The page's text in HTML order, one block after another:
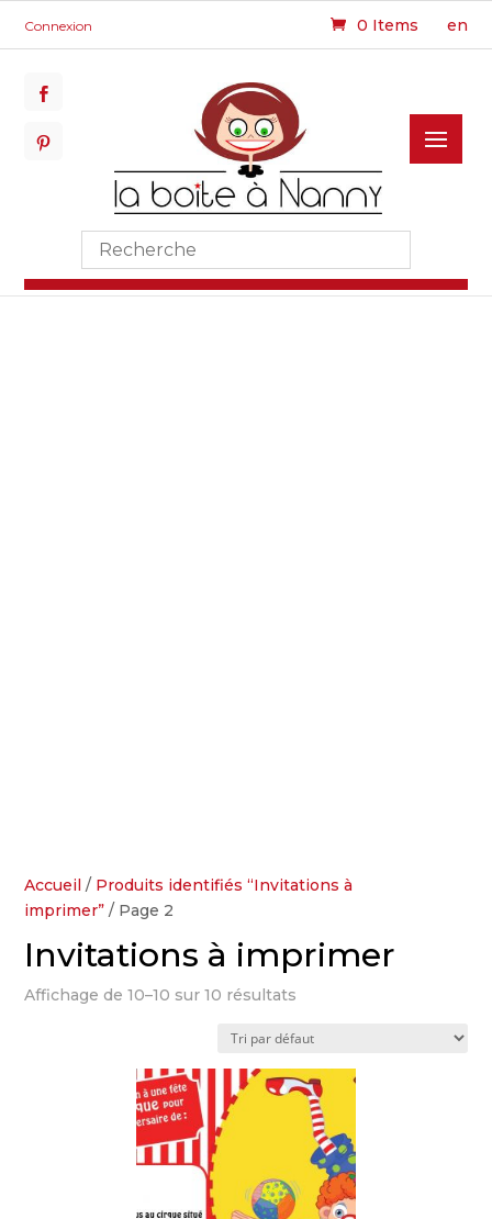
Connexion 0 Items en
Accueil / Produits identifiés “Invitations à
imprimer” / Page 2
Invitations à imprimer
Affichage de 10–10 sur 10 résultats